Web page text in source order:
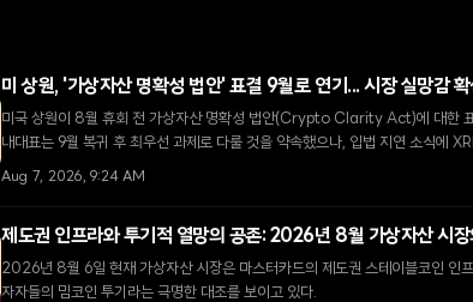
미 상원, '가상자산 명확성 법안' 표결 9월로 연기... 시장 실망감 확
미국 상원이 8월 휴회 전 가상자산 명확성 법안(Crypto Clarity Act)에 대한 표
내대표는 9월 복귀 후 최우선 과제로 다룰 것을 약속했으나, 입법 지연 소식에
다.
Aug 7, 2026, 9:24 AM
제도권 인프라와 투기적 열망의 공존: 2026년 8월 가상자산 시장
2026년 8월 6일 현재 가상자산 시장은 마스터카드의 제도권 스테이블코인 인
자자들의 밈코인 투기라는 극명한 대조를 보이고 있다.